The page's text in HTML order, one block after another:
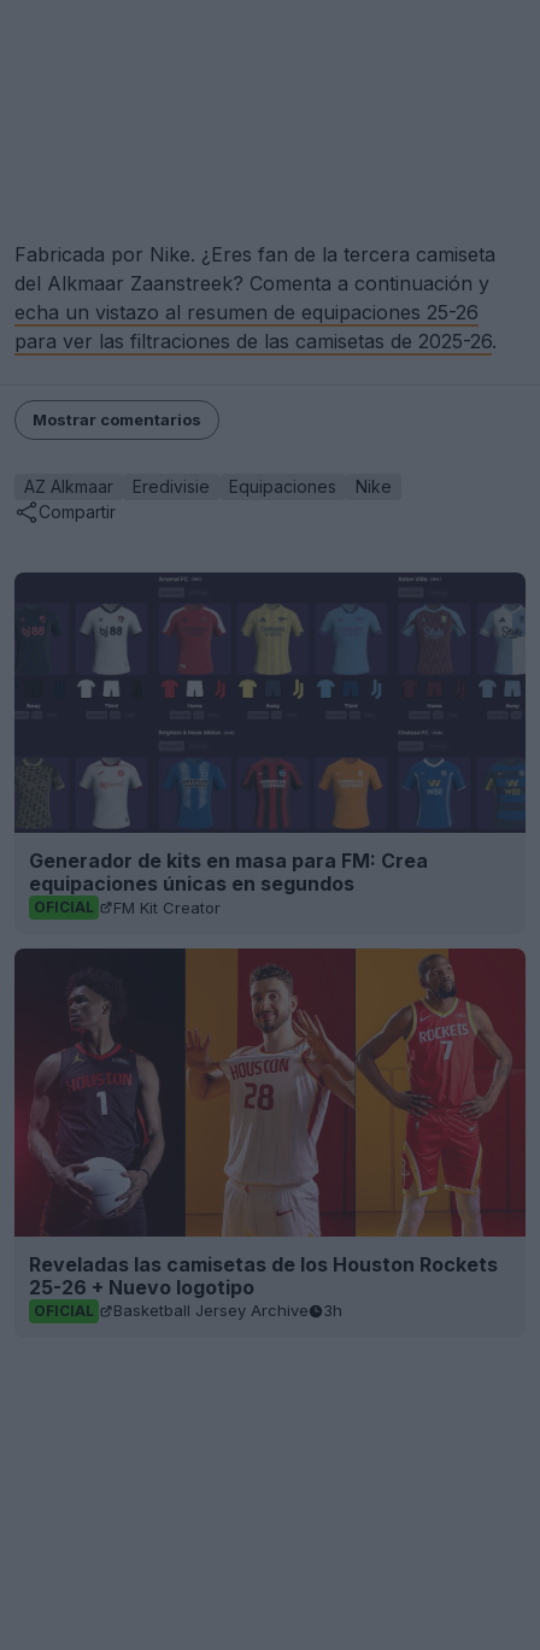
Fabricada por Nike. ¿Eres fan de la tercera camiseta
del Alkmaar Zaanstreek? Comenta a continuación y
echa un vistazo al resumen de equipaciones 25-26
para ver las filtraciones de las camisetas de 2025-26.
Mostrar comentarios
AZ Alkmaar Eredivisie Equipaciones
Nike
Compartir
Generador de kits en masa para FM: Crea
equipaciones únicas en segundos
OFICIAL FM Kit Creator
Reveladas las camisetas de los Houston Rockets
25-26 + Nuevo logotipo
OFICIAL Basketball Jersey Archive 3h